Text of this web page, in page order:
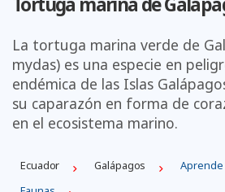
La tortuga marina verde de
mydas) es una especie en
endémica de las Islas
su caparazón en forma de
en el ecosistema marino.
Ecuador Galápagos Aprende